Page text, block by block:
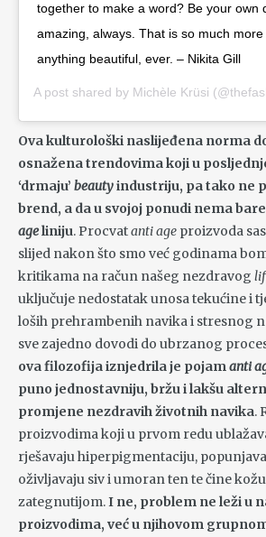
together to make a word? Be your own
amazing, always. That is so much
anything beautiful, ever. – Nikita Gill
A post shared by Michèle Krüsi
Ova kulturološki naslijeđena norma
osnažena trendovima koji u
‘drmaju’ beautyindustriju, pa tako ne
brend, a da u svojoj ponudi nema
ageliniju. Procvatanti age proizvoda
slijed nakon što smo već godinama
kritikama na račun našeg nezdravog
uključuje nedostatak unosa tekućine i
loših prehrambenih navika i stresnog
sve zajedno dovodi do ubrzanog
ova filozofija iznjedrila je pojamanti
puno jednostavniju, bržu i lakšu
promjene nezdravih životnih navika.
proizvodima koji u prvom redu
rješavaju hiperpigmentaciju,
oživljavaju siv i umoran ten te čine
zategnutijom.I ne, problem ne leži u
proizvodima, već u njihovom